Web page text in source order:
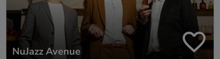
NuJazz Avenue